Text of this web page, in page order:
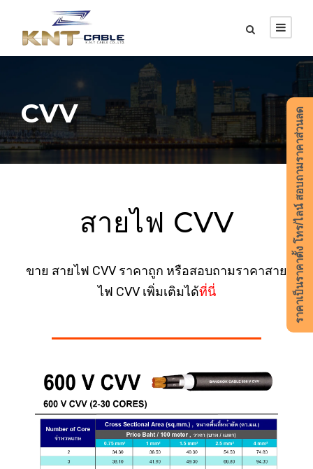
CVV
สายไฟ CVV
ขาย สายไฟ CVV ราคาถูก หรือสอบถามราคาสาย
ไฟ CVV เพิ่มเติมได้ที่นี่ ราคาเป็นราคาตั้ง โทร/ไลน์ สอบถามราคาส่วนลด